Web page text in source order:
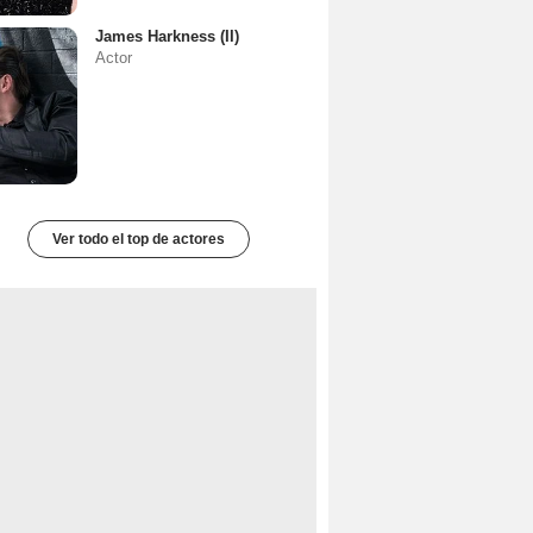
James Harkness (II)
Actor
Ver todo el top de actores